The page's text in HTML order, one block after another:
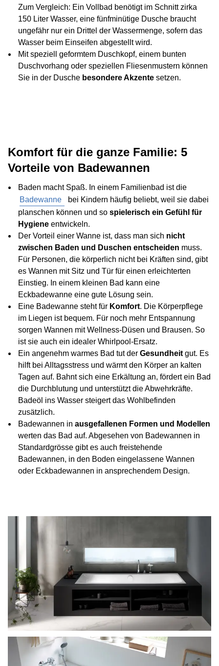
Zum Vergleich: Ein Vollbad benötigt im Schnitt zirka
150 Liter Wasser, eine fünfminütige Dusche braucht
ungefähr nur ein Drittel der Wassermenge, sofern das
Wasser beim Einseifen abgestellt wird.
Mit speziell geformtem Duschkopf, einem bunten
Duschvorhang oder speziellen Fliesenmustern können
Sie in der Dusche besondere Akzente setzen.
Komfort für die ganze Familie: 5
Vorteile von Badewannen
Baden macht Spaß. In einem Familienbad ist die
Badewanne
bei Kindern häufig beliebt, weil sie dabei
planschen können und so spielerisch ein Gefühl für
Hygiene entwickeln.
Der Vorteil einer Wanne ist, dass man sich nicht
zwischen Baden und Duschen entscheiden muss.
Für Personen, die körperlich nicht bei Kräften sind, gibt
es Wannen mit Sitz und Tür für einen erleichterten
Einstieg. In einem kleinen Bad kann eine
Eckbadewanne eine gute Lösung sein.
Eine Badewanne steht für Komfort. Die Körperpflege
im Liegen ist bequem. Für noch mehr Entspannung
sorgen Wannen mit Wellness-Düsen und Brausen. So
ist sie auch ein idealer Whirlpool-Ersatz.
Ein angenehm warmes Bad tut der Gesundheit gut. Es
hilft bei Alltagsstress und wärmt den Körper an kalten
Tagen auf. Bahnt sich eine Erkältung an, fördert ein Bad
die Durchblutung und unterstützt die Abwehrkräfte.
Badeöl ins Wasser steigert das Wohlbefinden
zusätzlich.
Badewannen in ausgefallenen Formen und Modellen
werten das Bad auf. Abgesehen von Badewannen in
Standardgrösse gibt es auch freistehende
Badewannen, in den Boden eingelassene Wannen
oder Eckbadewannen in ansprechendem Design.